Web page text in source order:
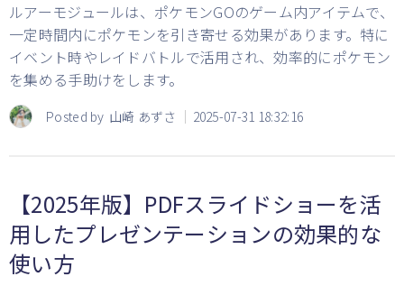
ルアーモジュールは、ポケモンGOのゲーム内アイテムで、
一定時間内にポケモンを引き寄せる効果があります。特に
イベント時やレイドバトルで活用され、効率的にポケモン
を集める手助けをします。
Posted by 山崎 あずさ 2025-07-31 18:32:16
【2025年版】PDFスライドショーを活
用したプレゼンテーションの効果的な
使い方